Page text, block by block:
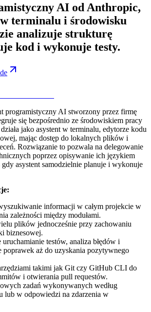
AI od Anthropic,
terminalu i środowisku
analizuje strukturę
kod i wykonuje testy.
programistyczny AI stworzony przez firmę
się bezpośrednio ze środowiskiem pracy
jako asystent w terminalu, edytorze kodu
mając dostęp do lokalnych plików i
Rozwiązanie to pozwala na delegowanie
poprzez opisywanie ich językiem
asystent samodzielnie planuje i wykonuje
informacji w całym projekcie w
zależności między modułami.
plików jednocześnie przy zachowaniu
biznesowej.
testów, analiza błędów i
poprawek aż do uzyskania pozytywnego
takimi jak Git czy GitHub CLI do
i otwierania pull requestów.
zadań wykonywanych według
lub w odpowiedzi na zdarzenia w